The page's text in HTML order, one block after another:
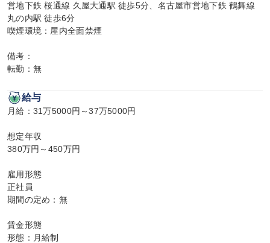
営地下鉄 桜通線 久屋大通駅 徒歩5分、名古屋市営地下鉄 鶴舞線
丸の内駅 徒歩6分
喫煙環境：屋内全面禁煙
備考：
転勤：無
給与
月給：31万5000円～37万5000円
想定年収
380万円～450万円
雇用形態
正社員
期間の定め：無
賃金形態
形態：月給制